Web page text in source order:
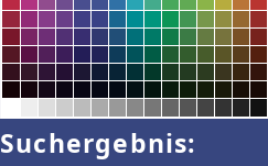
Suchergebnis: